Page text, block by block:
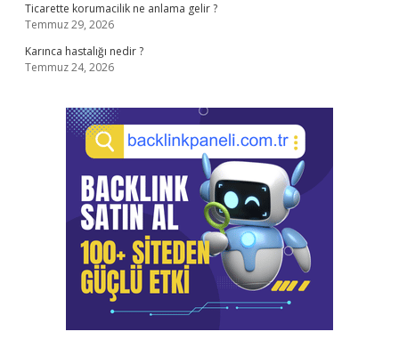
Ticarette korumacilik ne anlama gelir ?
Temmuz 29, 2026
Karınca hastalığı nedir ?
Temmuz 24, 2026